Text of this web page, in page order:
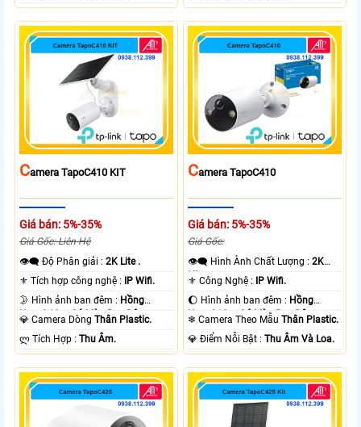
CAmera TapoC410 KIT
Giá bán: 5%-35%
Giá Gốc: Liên Hệ
👁️‍🗨 Độ Phân giải :2K Lite .
⚜️ Tích hợp công nghệ :
IP Wifi.
🌛 Hình ảnh ban đêm : Hồng
Ngoại 10m Có Màu Ban Ðêm.
💎 Camera DòngThân Plastic.
️ლ Tích Hợp :Thu Âm.
CAmera TapoC410
Giá bán: 5%-35%
Giá Gốc:
👁️‍🗨 Hình Ành Chất Lượng :2K
Lite .
⚜️ Công Nghệ :
IP Wifi.
🌔 Hình ảnh ban đêm : Hồng
Ngoại 10m Có Màu Ban Ðêm.
❄ Camera Theo MẫuThân Plastic.
️💎 Điểm Nỗi Bật :Thu Âm Và Loa.